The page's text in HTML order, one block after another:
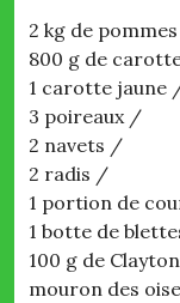
2 kg de
800 g de
1 carotte jaune
3 poireaux /
2 navets /
2 radis /
1 portion de
1 botte de
100 g de
mouron des